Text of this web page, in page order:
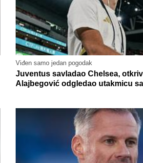
Viđen samo jedan pogodak
Juventus savladao Chelsea,
Alajbegović odgledao utakmicu